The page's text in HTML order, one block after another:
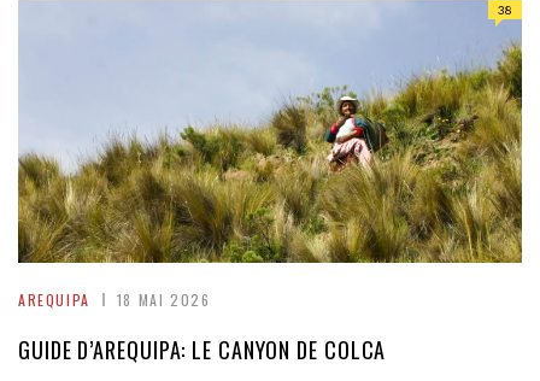
AREQUIPA 18 MAI 2026
38
GUIDE D’AREQUIPA: LE CANYON DE COLCA